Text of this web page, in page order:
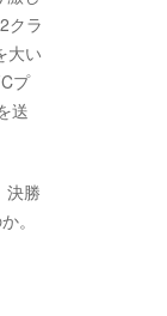
クラ
大い
プ
送
決勝
。